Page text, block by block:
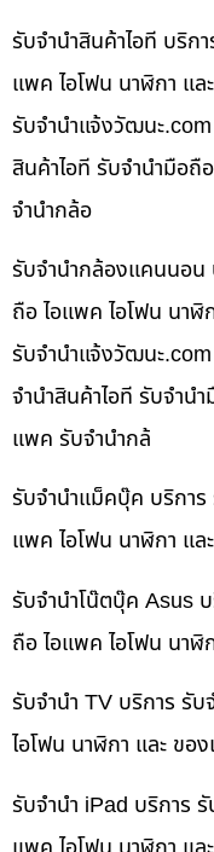
รับจำนำสินค้าไอที บริก
แพค ไอโฟน นาฬิกา แ
รับจํานําแจ้งวัฒนะ
สินค้าไอที รับจำนำมือถื
จำนำกล้อ
รับจำนำกล้องแคนนอน
ถือ ไอแพค ไอโฟน นา
รับจํานําแจ้งวัฒนะ
จำนำสินค้าไอที รับจำน
แพค รับจำนำกล้
รับจำนำแม็คบุ๊ค บริการ
แพค ไอโฟน นาฬิกา แ
รับจำนำโน๊ตบุ๊ค Asus
ถือ ไอแพค ไอโฟน นา
รับจำนำ TV บริการ รั
ไอโฟน นาฬิกา และ ขอ
รับจำนำ iPad บริการ